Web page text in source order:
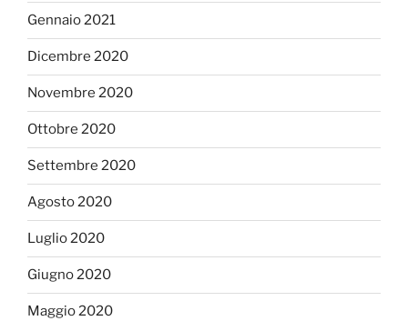
Gennaio 2021
Dicembre 2020
Novembre 2020
Ottobre 2020
Settembre 2020
Agosto 2020
Luglio 2020
Giugno 2020
Maggio 2020